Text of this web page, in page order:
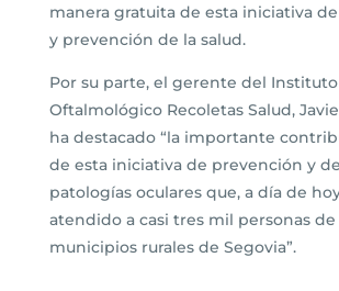
manera gratuita de esta iniciativa
y prevención de la salud.
Por su parte, el gerente del Instituto
Oftalmológico Recoletas Salud,
ha destacado “la importante
de esta iniciativa de prevención y
patologías oculares que, a día de
atendido a casi tres mil personas
municipios rurales de Segovia”.